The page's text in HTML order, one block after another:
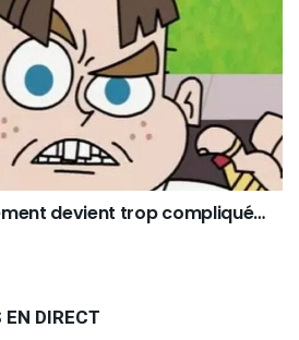
devient trop compliqué…
DIRECT